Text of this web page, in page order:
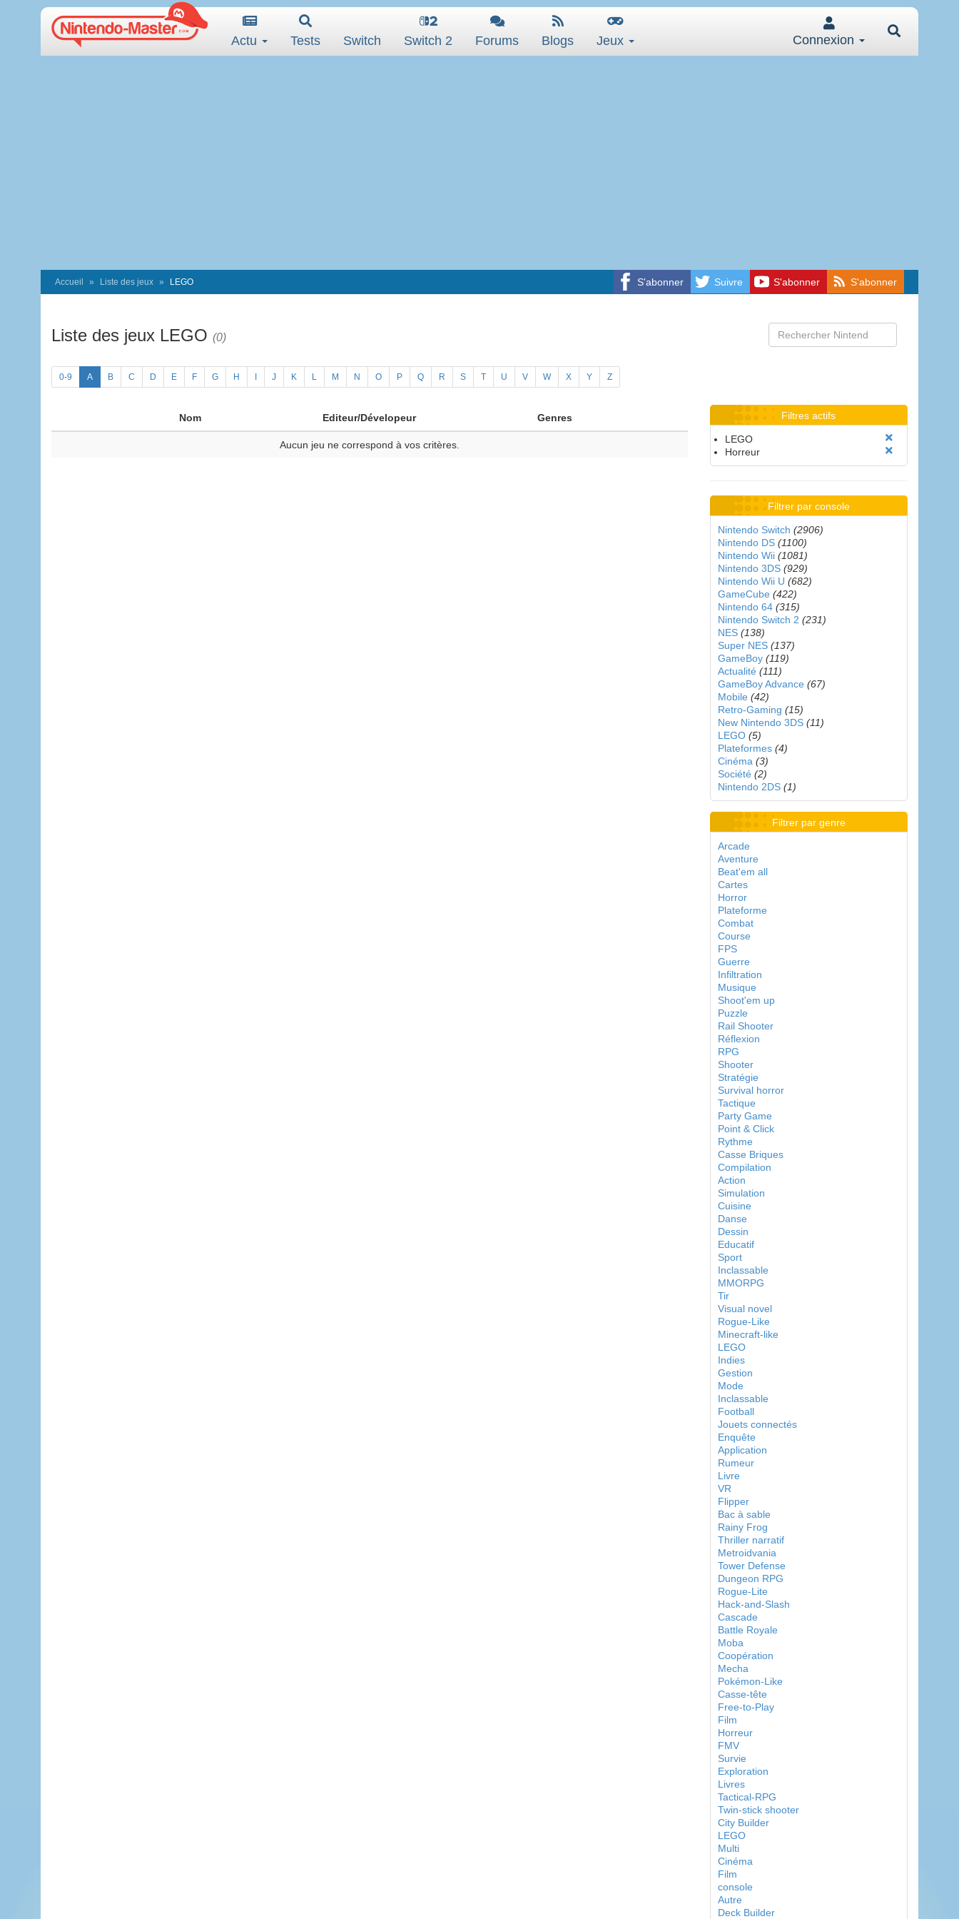
Actu Tests Switch Switch 2 Forums Blogs Jeux Connexion
S'abonner Suivre S'abonner S'abonner
Accueil Liste des jeux LEGO
Liste des jeux LEGO (0)
0-9 A B C D E F G H J K L M N O P Q R S T U V W X Y Z
Nom Editeur/Dévelopeur Genres
Aucun jeu ne correspond à vos critères.
Filtres actifs
LEGO
Horreur
Filtrer par console
Nintendo Switch (2906)
Nintendo DS (1100)
Nintendo Wii (1081)
Nintendo 3DS (929)
Nintendo Wii U (682)
GameCube (422)
Nintendo 64 (315)
Nintendo Switch 2 (231)
NES (138)
Super NES (137)
GameBoy (119)
Actualité (111)
GameBoy Advance (67)
Mobile (42)
Retro-Gaming (15)
New Nintendo 3DS (11)
LEGO (5)
Plateformes (4)
Cinéma (3)
Société (2)
Nintendo 2DS (1)
Filtrer par genre
Arcade
Aventure
Beat'em all
Cartes
Horror
Plateforme
Combat
Course
FPS
Guerre
Infiltration
Musique
Shoot'em up
Puzzle
Rail Shooter
Réflexion
RPG
Shooter
Stratégie
Survival horror
Tactique
Party Game
Point & Click
Rythme
Casse Briques
Compilation
Action
Simulation
Cuisine
Danse
Dessin
Educatif
Sport
Inclassable
MMORPG
Tir
Visual novel
Rogue-Like
Minecraft-like
LEGO
Indies
Gestion
Mode
Inclassable
Football
Jouets connectés
Enquête
Application
Rumeur
Livre
VR
Flipper
Bac à sable
Rainy Frog
Thriller narratif
Metroidvania
Tower Defense
Dungeon RPG
Rogue-Lite
Hack-and-Slash
Cascade
Battle Royale
Moba
Coopération
Mecha
Pokémon-Like
Casse-tête
Free-to-Play
Film
Horreur
FMV
Survie
Exploration
Livres
Tactical-RPG
Twin-stick shooter
City Builder
LEGO
Multi
Cinéma
Film
console
Autre
Deck Builder